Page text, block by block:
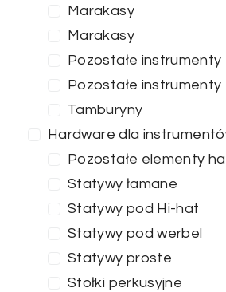
Marakasy
Marakasy
Pozostałe instrumenty
Pozostałe instrumenty
Tamburyny
Hardware dla
Pozostałe elementy
Statywy łamane
Statywy pod Hi-hat
Statywy pod werbel
Statywy proste
Stołki perkusyjne
0—100
ZASTOSUJ